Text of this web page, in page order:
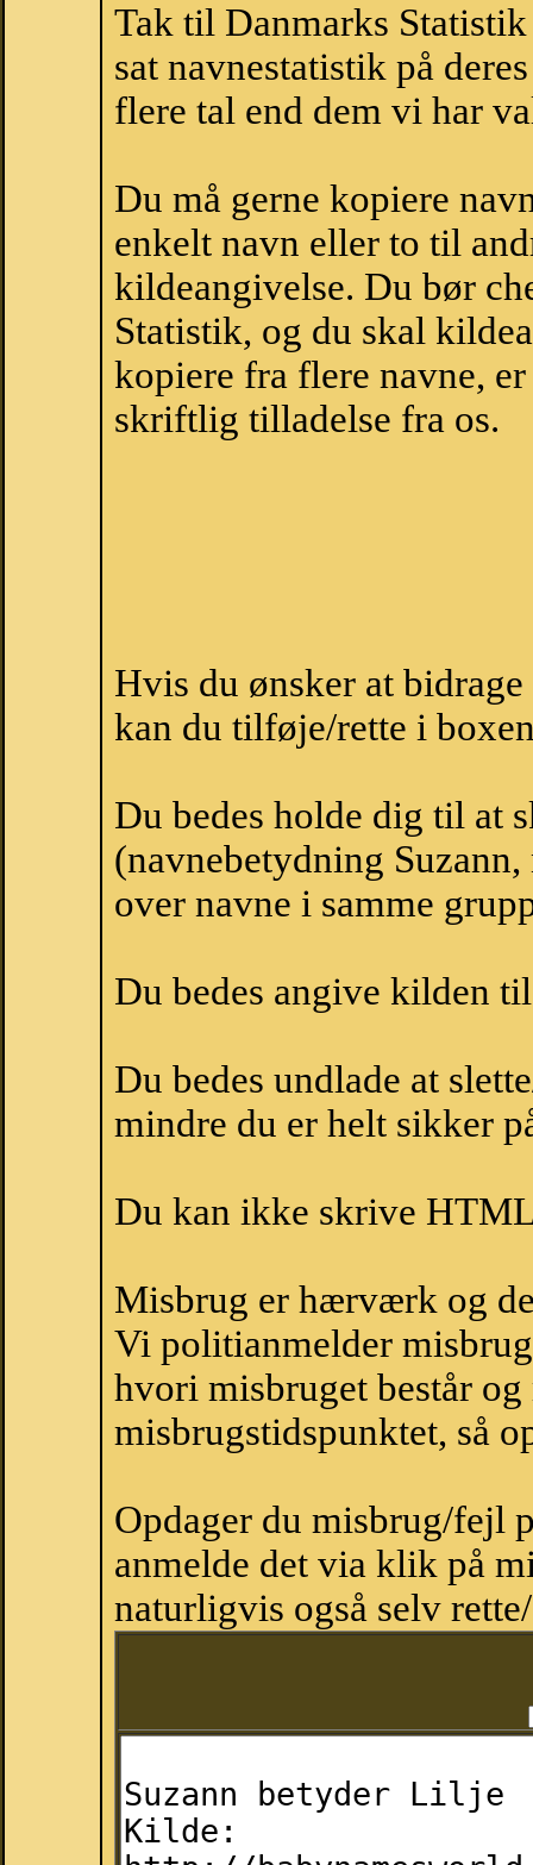
Tak til Danmarks
sat navnestatistik på
flere tal end dem vi har
Du må gerne kopiere
enkelt navn eller to til
kildeangivelse. Du bør
Statistik, og du skal
kopiere fra flere navne,
skriftlig tilladelse fra os.
Hvis du ønsker at
kan du tilføje/rette i
Du bedes holde dig til at
(navnebetydning
over navne i samme
Du bedes angive kilden
Du bedes undlade at
mindre du er helt sikker
Du kan ikke skrive
Misbrug er hærværk og
Vi politianmelder
hvori misbruget består
misbrugstidspunktet, så
Opdager du misbrug/fejl
anmelde det via klik på
naturligvis også selv